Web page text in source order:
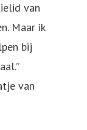
van
Maar ik
bij
van